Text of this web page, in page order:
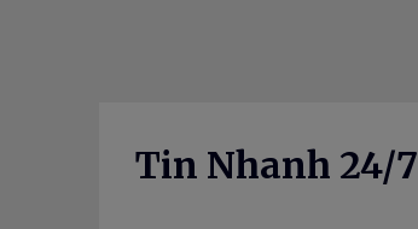
Tin Nhanh 24/7